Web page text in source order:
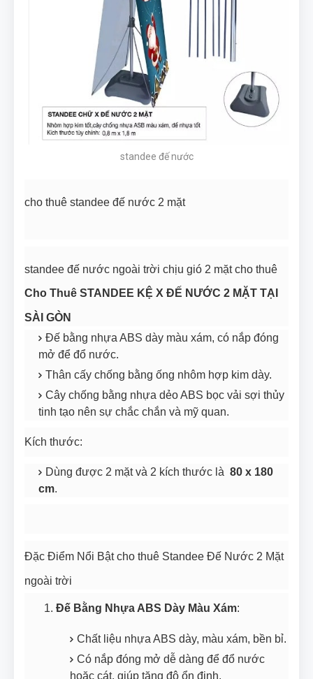
standee đế nước
cho thuê standee đế nước 2 mặt
standee đế nước ngoài trời chịu gió 2 mặt cho thuê
Cho Thuê STANDEE KỆ X ĐẾ NƯỚC 2 MẶT TẠI
SÀI GÒN
Đế bằng nhựa ABS dày màu xám, có nắp đóng
mở để đổ nước.
Thân cấy chống bằng ống nhôm hợp kim dày.
Cây chống bằng nhựa dẻo ABS bọc vải sợi thủy
tinh tạo nên sự chắc chắn và mỹ quan.
Kích thước:
Dùng được 2 mặt và 2 kích thước là 80 x 180
cm.
Đặc Điểm Nổi Bật cho thuê Standee Đế Nước 2 Mặt
ngoài trời
Đế Bằng Nhựa ABS Dày Màu Xám:
Chất liệu nhựa ABS dày, màu xám, bền bỉ.
Có nắp đóng mở dễ dàng để đổ nước
hoặc cát, giúp tăng độ ổn định.